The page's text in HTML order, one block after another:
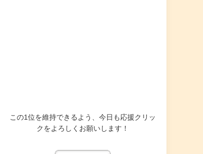
この1位を維持できるよう、今日も応援クリッ
クをよろしくお願いします！